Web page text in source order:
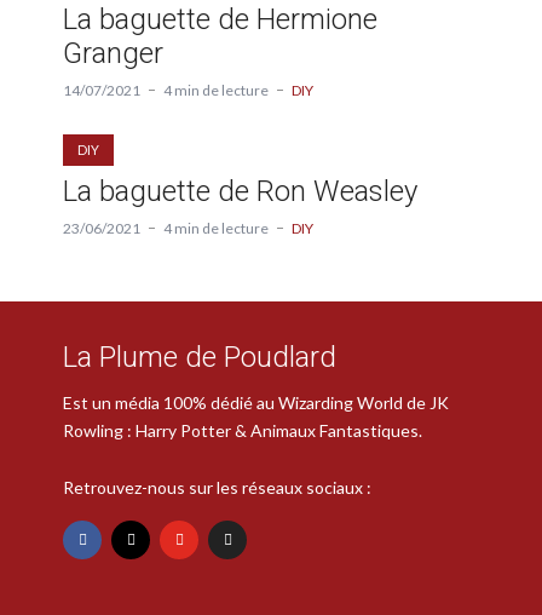
La baguette de Hermione
Granger
14/07/2021 4 min de lecture DIY
DIY
La baguette de Ron Weasley
23/06/2021 4 min de lecture DIY
La Plume de Poudlard
Est un média 100% dédié au Wizarding World de JK
Rowling : Harry Potter & Animaux Fantastiques.
Retrouvez-nous sur les réseaux sociaux :